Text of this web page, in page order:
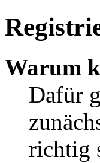
Warum
Dafür
richtig